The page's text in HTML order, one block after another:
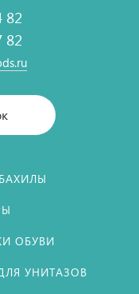
82
82
ОБУВИ
УНИТАЗОВ